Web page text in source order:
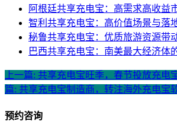
阿根廷共享充电宝：高需求高收益
智利共享充电宝：高价值场景与落
秘鲁共享充电宝：优质旅游资源带
巴西共享充电宝：南美最大经济体
上一篇: 共享充电宝旺季，春节投放充电
篇: 共享充电宝制造商，转注海外充电宝
预约咨询